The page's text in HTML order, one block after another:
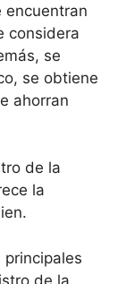
encuentran
considera
se
se obtiene
ahorran
de la
la
de la